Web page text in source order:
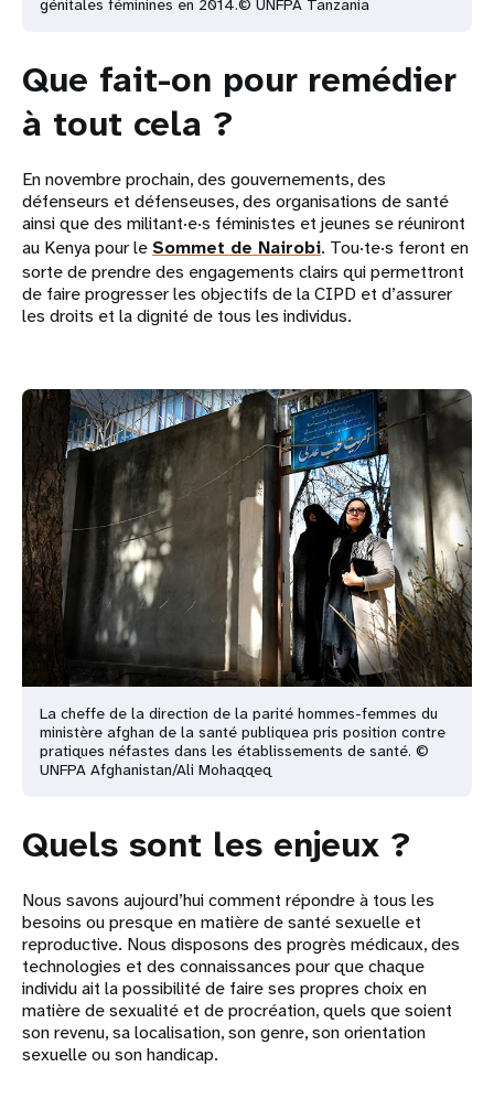
génitales féminines en 2014.© UNFPA Tanzania
Que fait-on pour remédier
à tout cela ?
En novembre prochain, des gouvernements, des
défenseurs et défenseuses, des organisations de santé
ainsi que des militant·e·s féministes et jeunes se réuniront
au Kenya pour le Sommet de Nairobi. Tou·te·s feront en
sorte de prendre des engagements clairs qui permettront
de faire progresser les objectifs de la CIPD et d’assurer
les droits et la dignité de tous les individus.
La cheffe de la direction de la parité hommes-femmes du
ministère afghan de la santé publiquea pris position contre
pratiques néfastes dans les établissements de santé. ©
UNFPA Afghanistan/Ali Mohaqqeq
Quels sont les enjeux ?
Nous savons aujourd’hui comment répondre à tous les
besoins ou presque en matière de santé sexuelle et
reproductive. Nous disposons des progrès médicaux, des
technologies et des connaissances pour que chaque
individu ait la possibilité de faire ses propres choix en
matière de sexualité et de procréation, quels que soient
son revenu, sa localisation, son genre, son orientation
sexuelle ou son handicap.